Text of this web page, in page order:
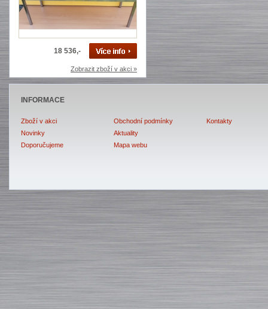
18 536,-
Zobrazit zboží v akci »
INFORMACE
Zboží v akci
Novinky
Doporučujeme
Obchodní podmínky
Aktuality
Mapa webu
Kontakty